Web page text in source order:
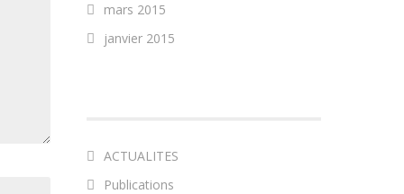
mars 2015
janvier 2015
ACTUALITES
Publications